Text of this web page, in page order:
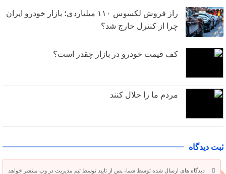
راز فروش لکسوس ۱۱۰ میلیاردی؛ بازار خودرو ایران
چرا از کنترل خارج شد؟
کف قیمت خودرو در بازار چقدر است؟
مردم ما را حلال کنند
ثبت دیدگاه
دیدگاه های ارسال شده توسط شما، پس از تایید توسط تیم مدیریت در وب منتشر خواهد